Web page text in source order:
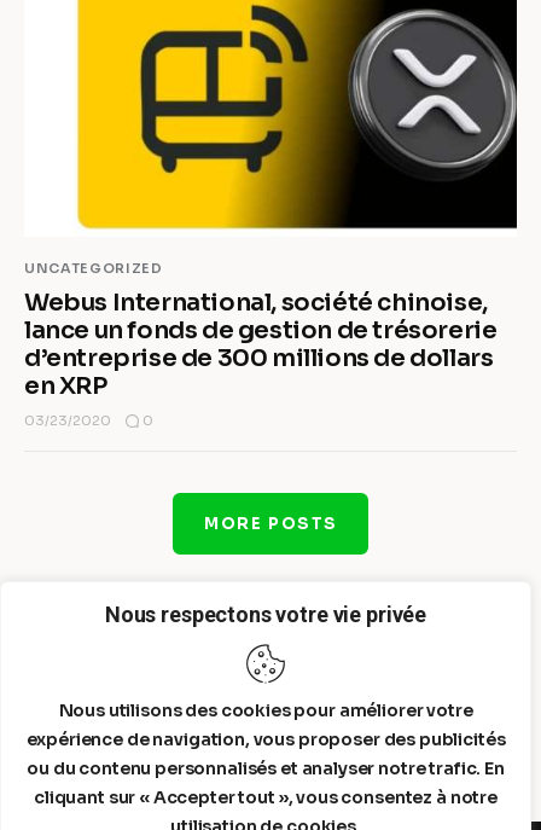
Nous respectons votre vie privée
Nous utilisons des cookies pour améliorer votre
expérience de navigation, vous proposer des publicités
ou du contenu personnalisés et analyser notre trafic. En
cliquant sur « Accepter tout », vous consentez à notre
UNCATEGORIZED
Webus International, société chinoise,
lance un fonds de gestion de trésorerie
d’entreprise de 300 millions de dollars
en XRP
03/23/2020 0
MORE POSTS